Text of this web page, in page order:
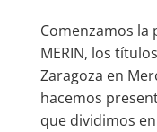
Comenzamos la
MERIN, los
Zaragoza en
hacemos
que dividimos